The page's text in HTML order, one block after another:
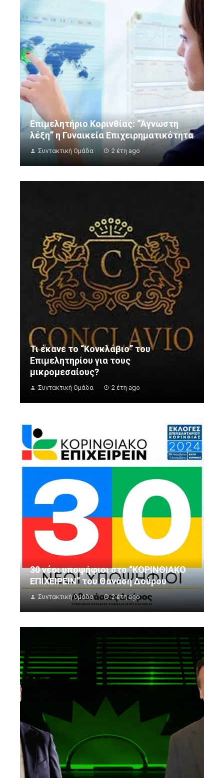
Επιμελητήριο Κορινθίας: “Άγνωστη
λέξη” η Γυναικεία Επιχειρηματικότητα
Συντακτική Ομάδα 2 έτη ago
Τι έκανε το “Κονκλάβιο” του
Επιμελητηρίου για τους
μικρομεσαίους?
Συντακτική Ομάδα 2 έτη ago
30 νέοι υποψήφιοι στο “ΚΟΡΙΝΘΙΑΚΟ
ΕΠΙΧΕΙΡΕΙΝ” του Θανάση Δούρου
Συντακτική Ομάδα 2 έτη ago